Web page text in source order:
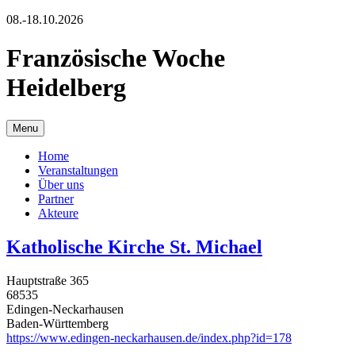
08.-18.10.2026
Französische Woche
Heidelberg
Menu
Home
Veranstaltungen
Über uns
Partner
Akteure
Katholische Kirche St. Michael
Hauptstraße 365
68535
Edingen-Neckarhausen
Baden-Württemberg
https://www.edingen-neckarhausen.de/index.php?id=178